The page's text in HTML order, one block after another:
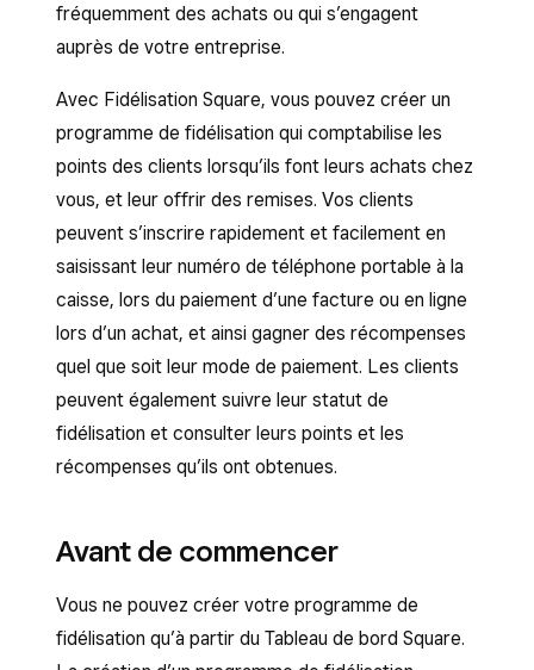
fréquemment des achats ou qui s’engagent
auprès de votre entreprise.
Avec Fidélisation Square, vous pouvez créer un
programme de fidélisation qui comptabilise les
points des clients lorsqu’ils font leurs achats chez
vous, et leur offrir des remises. Vos clients
peuvent s’inscrire rapidement et facilement en
saisissant leur numéro de téléphone portable à la
caisse, lors du paiement d’une facture ou en ligne
lors d’un achat, et ainsi gagner des récompenses
quel que soit leur mode de paiement. Les clients
peuvent également suivre leur statut de
fidélisation et consulter leurs points et les
récompenses qu’ils ont obtenues.
Avant de commencer
Vous ne pouvez créer votre programme de
fidélisation qu’à partir du Tableau de bord Square.